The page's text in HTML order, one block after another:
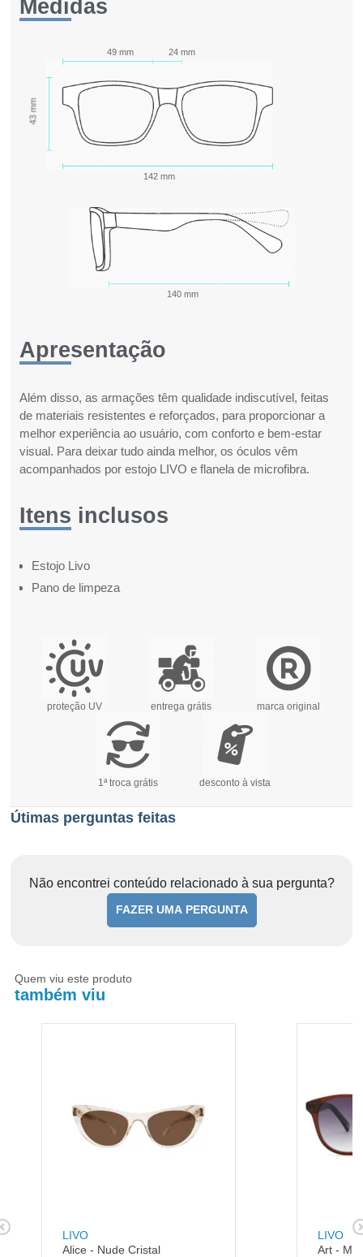
Medidas
49 mm 24 mm
43 mm
142 mm
140 mm
Apresentação
Além disso, as armações têm qualidade indiscutível, feitas
de materiais resistentes e reforçados, para proporcionar a
melhor experiência ao usuário, com conforto e bem-estar
visual. Para deixar tudo ainda melhor, os óculos vêm
acompanhados por estojo LIVO e flanela de microfibra.
Itens inclusos
Estojo Livo
Pano de limpeza
proteção UV entrega grátis marca original
1ª troca grátis desconto à vista
Útimas perguntas feitas
Não encontrei conteúdo relacionado à sua pergunta?
FAZER UMA PERGUNTA
Quem viu este produto
também viu
LIVO
Alice - Nude Cristal
LIVO
Art -